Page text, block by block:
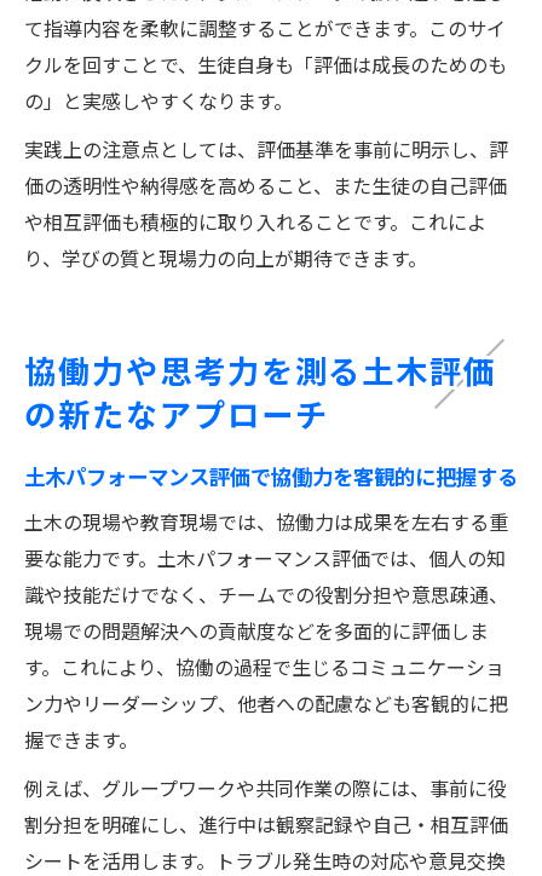
て指導内容を柔軟に調整することができます。このサイ
クルを回すことで、生徒自身も「評価は成長のためのも
の」と実感しやすくなります。
実践上の注意点としては、評価基準を事前に明示し、評
価の透明性や納得感を高めること、また生徒の自己評価
や相互評価も積極的に取り入れることです。これによ
り、学びの質と現場力の向上が期待できます。
協働力や思考力を測る土木評価
の新たなアプローチ
土木パフォーマンス評価で協働力を客観的に把握する
土木の現場や教育現場では、協働力は成果を左右する重
要な能力です。土木パフォーマンス評価では、個人の知
識や技能だけでなく、チームでの役割分担や意思疎通、
現場での問題解決への貢献度などを多面的に評価しま
す。これにより、協働の過程で生じるコミュニケーショ
ン力やリーダーシップ、他者への配慮なども客観的に把
握できます。
例えば、グループワークや共同作業の際には、事前に役
割分担を明確にし、進行中は観察記録や自己・相互評価
シートを活用します。トラブル発生時の対応や意見交換